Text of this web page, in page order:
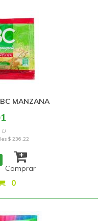
MANZANA
U
$ 236,22
Comprar
: 0